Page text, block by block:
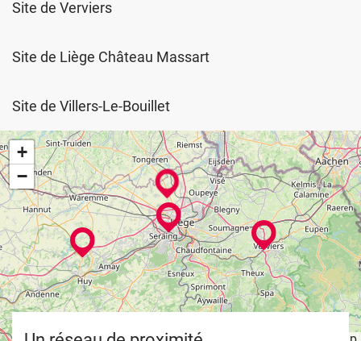
+
−
Site de Verviers
Site de Liège Château Massart
Site de Villers-Le-Bouillet